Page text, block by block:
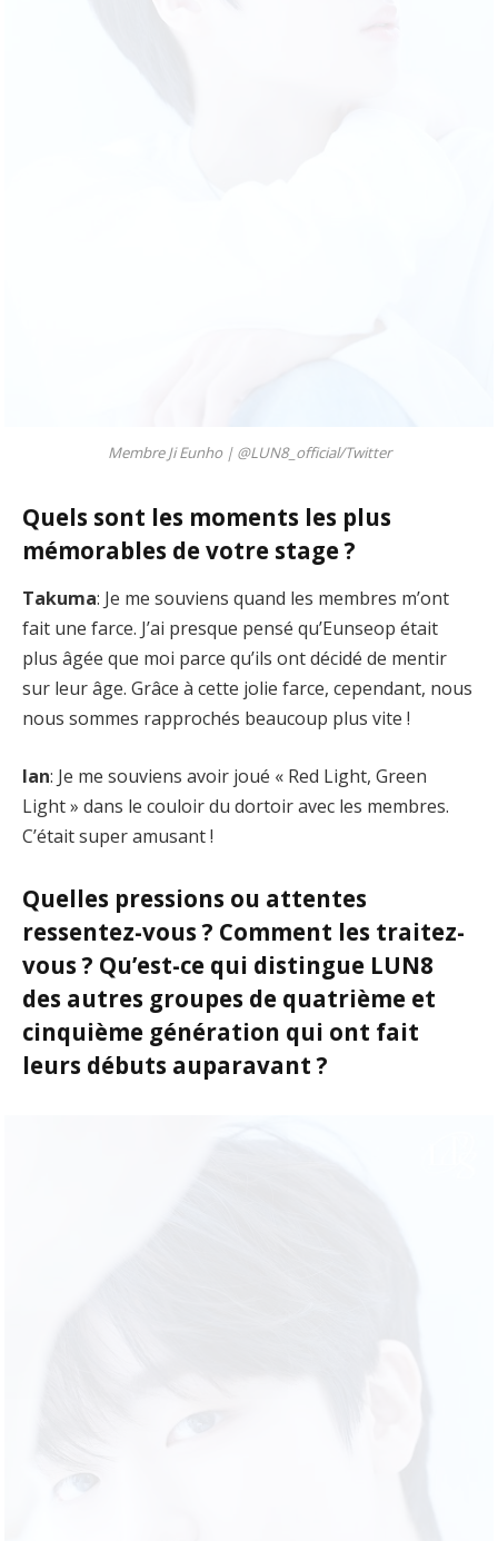
Membre Ji Eunho | @LUN8_official/Twitter
Quels sont les moments les plus
mémorables de votre stage ?
Takuma: Je me souviens quand les membres m’ont
fait une farce. J’ai presque pensé qu’Eunseop était
plus âgée que moi parce qu’ils ont décidé de mentir
sur leur âge. Grâce à cette jolie farce, cependant, nous
nous sommes rapprochés beaucoup plus vite !
Ian: Je me souviens avoir joué « Red Light, Green
Light » dans le couloir du dortoir avec les membres.
C’était super amusant !
Quelles pressions ou attentes
ressentez-vous ? Comment les traitez-
vous ? Qu’est-ce qui distingue LUN8
des autres groupes de quatrième et
cinquième génération qui ont fait
leurs débuts auparavant ?